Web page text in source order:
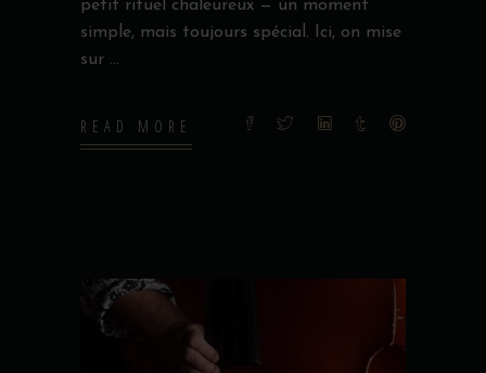
petit rituel chaleureux — un moment
simple, mais toujours spécial. Ici, on mise
sur
READ MORE